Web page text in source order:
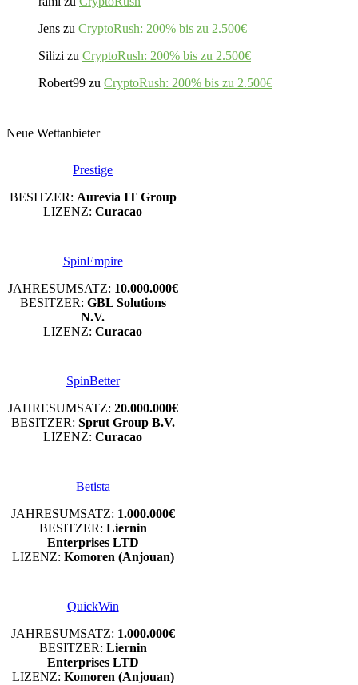
Jens zu CryptoRush: 200% bis zu 2.500€
Silizi zu CryptoRush: 200% bis zu 2.500€
Robert99 zu CryptoRush: 200% bis zu 2.500€
Neue Wettanbieter
Prestige
BESITZER: Aurevia IT Group
LIZENZ: Curacao
SpinEmpire
JAHRESUMSATZ: 10.000.000€
BESITZER: GBL Solutions
N.V.
LIZENZ: Curacao
SpinBetter
JAHRESUMSATZ: 20.000.000€
BESITZER: Sprut Group B.V.
LIZENZ: Curacao
Betista
JAHRESUMSATZ: 1.000.000€
BESITZER: Liernin
Enterprises LTD
LIZENZ: Komoren (Anjouan)
QuickWin
JAHRESUMSATZ: 1.000.000€
BESITZER: Liernin
Enterprises LTD
LIZENZ: Komoren (Anjouan)